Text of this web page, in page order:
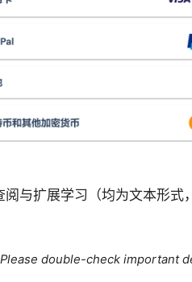
与扩展学习（均为文本形式
double-check important